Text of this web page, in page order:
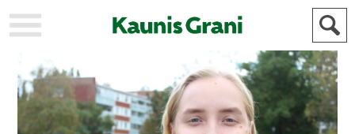
KAUPUNKI
STADEN
AJANKOHTAISTA
AKTUELLT
URHEILU
IDROTT